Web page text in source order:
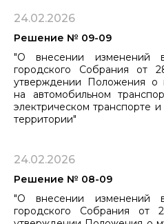
24.02.2026
Решение № 09-09
"О внесении изменений
городского Собрания
утверждении Положения о
на автомобильном
электрическом транспорте
территории"
24.02.2026
Решение № 08-09
"О внесении изменений
городского Собрания